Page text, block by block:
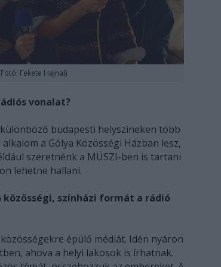
Fekete Hajnal)
vonalat?
budapesti helyszíneken több
a Gólya Közösségi Házban lesz,
szeretnénk a MÜSZI-ben is tartani
lehetne hallani.
színházi formát a rádió
épülő médiát. Idén nyáron
ahova a helyi lakosok is írhatnak.